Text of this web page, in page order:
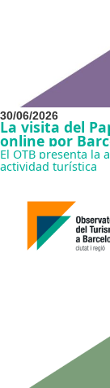
30/06/2026
La visita del
online por
El OTB presenta la
actividad turística